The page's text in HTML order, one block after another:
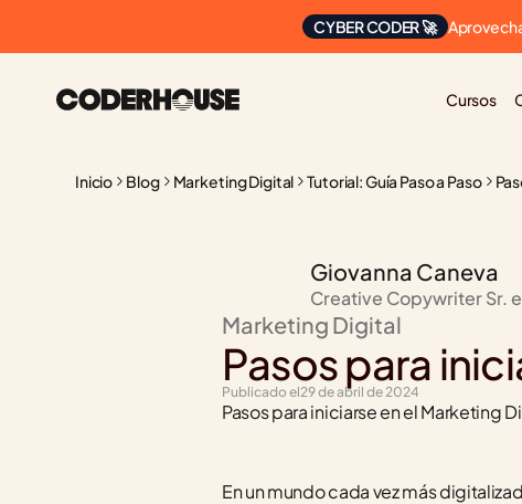
CYBER CODER 🚀
Cursos
Inicio Blog Marketing Digital Tutorial: Guía Paso a Paso
Giovanna Caneva
Creative Copywriter Sr.
Marketing Digital
Pasos para
Publicado el29 de abril de 2024
Pasos para iniciarse en el Marketing
En un mundo cada vez más